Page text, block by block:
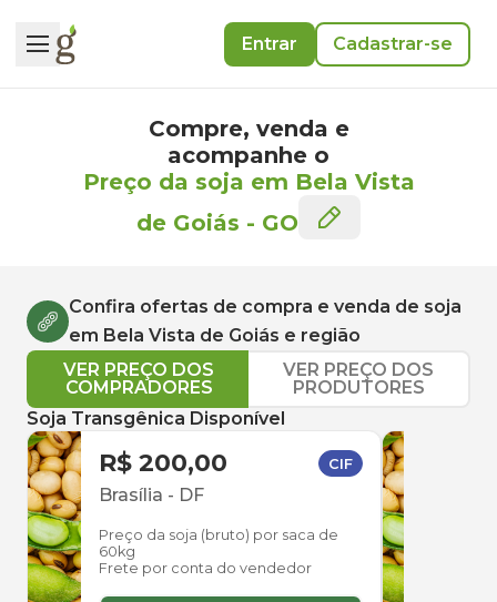
Entrar Cadastrar-se
Compre, venda e
acompanhe o
Preço da soja em Bela Vista
de Goiás - GO
Confira ofertas de compra e venda de soja
em Bela Vista de Goiás e região
VER PREÇO DOS
COMPRADORES
VER PREÇO DOS
PRODUTORES
Soja Transgênica Disponível
R$ 200,00 CIF
Brasília - DF
Preço da soja (bruto) por saca de
60kg
Frete por conta do vendedor